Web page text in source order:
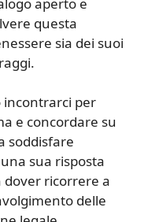
questa
sia dei suoi
incontrarci per
e concordare su
soddisfare
sua risposta
ricorrere a
delle